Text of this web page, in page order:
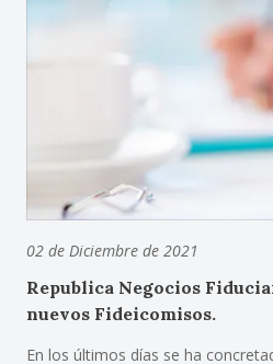
02 de Diciembre de 2021
Republica Negocios
nuevos Fideicomisos.
En los últimos días se ha